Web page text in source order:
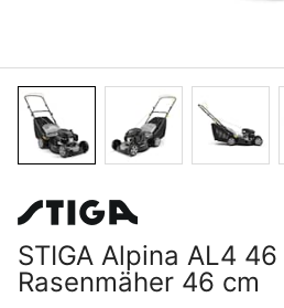
STIGA Alpina AL4
Rasenmäher 46 cm